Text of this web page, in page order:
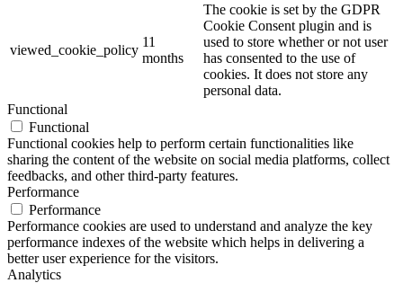
viewed_cookie_policy
11
months
The cookie is set by the GDPR
Cookie Consent plugin and is
used to store whether or not user
has consented to the use of
cookies. It does not store any
personal data.
Functional
Functional
Functional cookies help to perform certain functionalities like
sharing the content of the website on social media platforms, collect
feedbacks, and other third-party features.
Performance
Performance
Performance cookies are used to understand and analyze the key
performance indexes of the website which helps in delivering a
better user experience for the visitors.
Analytics